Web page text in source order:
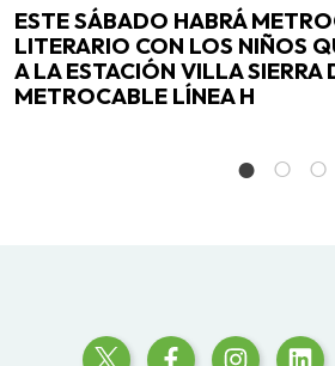
ESTE SÁBADO HABRÁ
LITERARIO CON LOS NIÑOS
A LA ESTACIÓN VILLA SIERRA
METROCABLE LÍNEA H